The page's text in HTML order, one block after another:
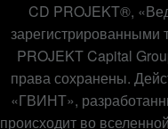
CD PROJEKT®,
PROJEKT Capital
права сохранены.
«ГВИНТ»,
происходит во